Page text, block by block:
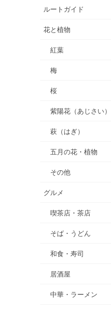
ルートガイド
花と植物
紅葉
梅
桜
紫陽花（あじさい）
萩（はぎ）
五月の花・植物
その他
グルメ
喫茶店・茶店
そば・うどん
和食・寿司
居酒屋
中華・ラーメン